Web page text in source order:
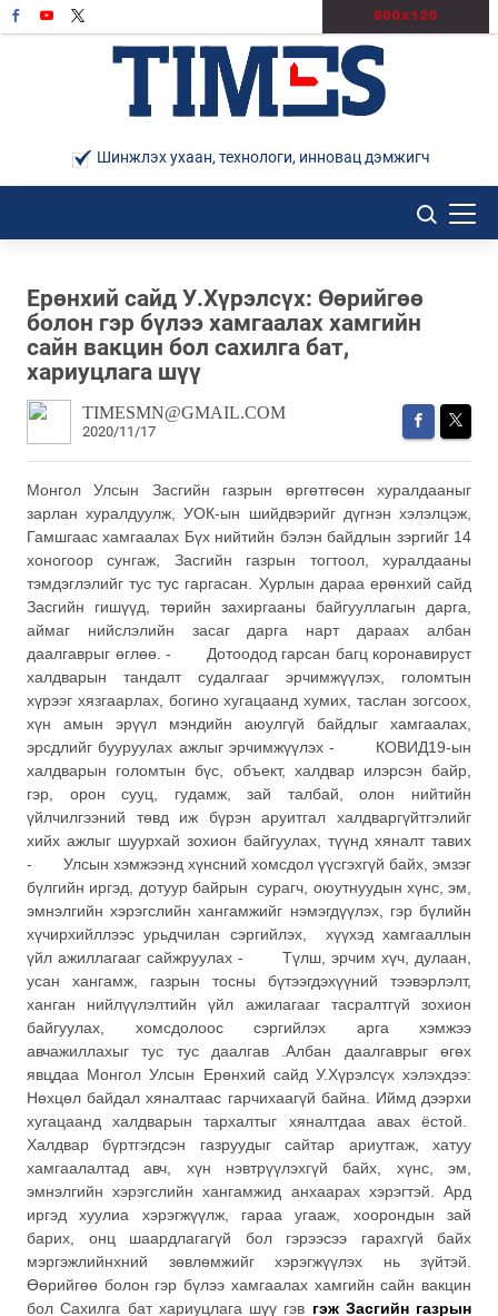
Шинжлэх ухаан, технологи, инновац дэмжигч
Ерөнхий сайд У.Хүрэлсүх: Өөрийгөө
болон гэр бүлээ хамгаалах хамгийн
сайн вакцин бол сахилга бат,
хариуцлага шүү
TIMESMN@GMAIL.COM
2020/11/17
Монгол Улсын Засгийн газрын өргөтгөсөн хуралдааныг
зарлан хуралдуулж, УОК-ын шийдвэрийг дүгнэн хэлэлцэж,
Гамшгаас хамгаалах Бүх нийтийн бэлэн байдлын зэргийг 14
хоногоор сунгаж, Засгийн газрын тогтоол, хуралдааны
тэмдэглэлийг тус тус гаргасан. Хурлын дараа ерөнхий сайд
Засгийн гишүүд, төрийн захиргааны байгууллагын дарга,
аймаг нийслэлийн засаг дарга нарт дараах албан
даалгаврыг өглөө. - Дотоодод гарсан багц коронавируст
халдварын тандалт судалгааг эрчимжүүлэх, голомтын
хүрээг хязгаарлах, богино хугацаанд хумих, таслан зогсоох,
хүн амын эрүүл мэндийн аюулгүй байдлыг хамгаалах,
эрсдлийг бууруулах ажлыг эрчимжүүлэх - КОВИД19-ын
халдварын голомтын бүс, объект, халдвар илэрсэн байр,
гэр, орон сууц, гудамж, зай талбай, олон нийтийн
үйлчилгээний төвд иж бүрэн аруитгал халдваргүйтгэлийг
хийх ажлыг шуурхай зохион байгуулах, түүнд хяналт тавих
- Улсын хэмжээнд хүнсний хомсдол үүсгэхгүй байх, эмзэг
бүлгийн иргэд, дотуур байрын сурагч, оюутнуудын хүнс, эм,
эмнэлгийн хэрэгслийн хангамжийг нэмэгдүүлэх, гэр бүлийн
хүчирхийллээс урьдчилан сэргийлэх, хүүхэд хамгааллын
үйл ажиллагааг сайжруулах - Түлш, эрчим хүч, дулаан,
усан хангамж, газрын тосны бүтээгдэхүүний тээвэрлэлт,
ханган нийлүүлэлтийн үйл ажилагааг тасралтгүй зохион
байгуулах, хомсдолоос сэргийлэх арга хэмжээ
авчажиллахыг тус тус даалгав .Албан даалгаврыг өгөх
явцдаа Монгол Улсын Ерөнхий сайд У.Хүрэлсүх хэлэхдээ:
Нөхцөл байдал хяналтаас гарчихаагүй байна. Иймд дээрхи
хугацаанд халдварын тархалтыг хяналтдаа авах ёстой.
Халдвар бүртгэгдсэн газруудыг сайтар ариутгаж, хатуу
хамгаалалтад авч, хүн нэвтрүүлэхгүй байх, хүнс, эм,
эмнэлгийн хэрэгслийн хангамжид анхаарах хэрэгтэй. Ард
иргэд хуулиа хэрэгжүүлж, гараа угааж, хоорондын зай
барих, онц шаардлагагүй бол гэрээсээ гарахгүй байх
мэргэжлийнхний зөвлөмжийг хэрэгжүүлэх нь зүйтэй.
Өөрийгөө болон гэр бүлээ хамгаалах хамгийн сайн вакцин
бол Сахилга бат хариуцлага шүү гэв гэж Засгийн газрын